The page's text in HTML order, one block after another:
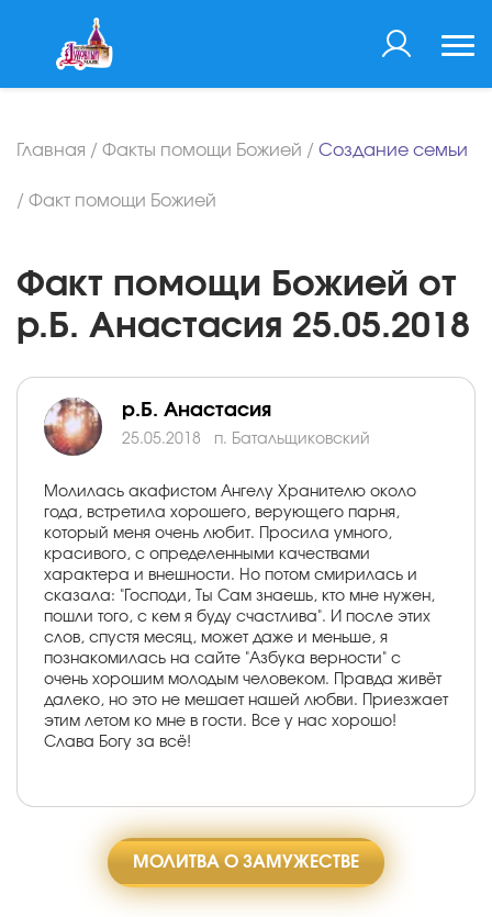
Главная / Факты помощи Божией / Создание семьи
/ Факт помощи Божией
Факт помощи Божией от
р.Б. Анастасия 25.05.2018
р.Б. Анастасия
25.05.2018 п. Батальщиковский
Молилась акафистом Ангелу Хранителю около
года, встретила хорошего, верующего парня,
который меня очень любит. Просила умного,
красивого, с определенными качествами
характера и внешности. Но потом смирилась и
сказала: "Господи, Ты Сам знаешь, кто мне нужен,
пошли того, с кем я буду счастлива". И после этих
слов, спустя месяц, может даже и меньше, я
познакомилась на сайте "Азбука верности" с
очень хорошим молодым человеком. Правда живёт
далеко, но это не мешает нашей любви. Приезжает
этим летом ко мне в гости. Все у нас хорошо!
Слава Богу за всё!
МОЛИТВА О ЗАМУЖЕСТВЕ